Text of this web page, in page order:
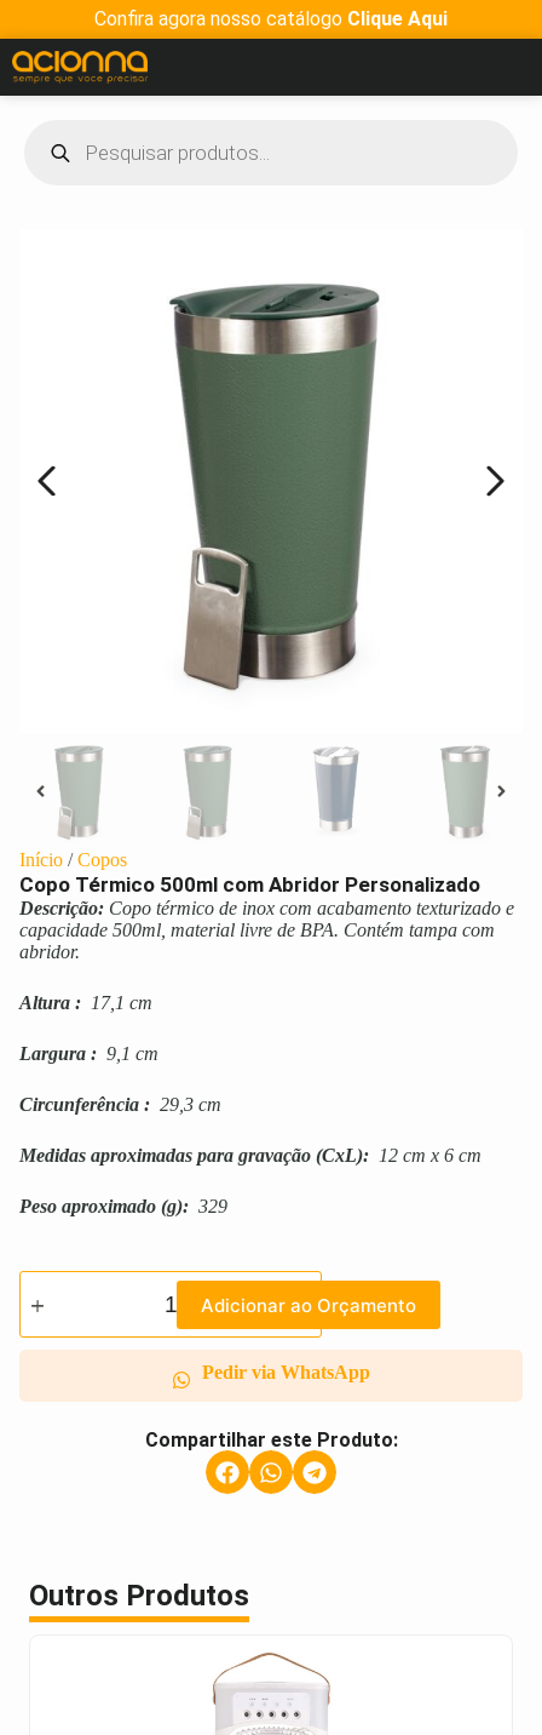
Confira agora nosso catálogo Clique Aqui
Início /Copos
Copo Térmico 500ml com Abridor Personalizado
Descrição: Copo térmico de inox com acabamento texturizado e
capacidade 500ml, material livre de BPA. Contém tampa com
abridor.
Altura : 17,1 cm
Largura : 9,1 cm
Circunferência : 29,3 cm
Medidas aproximadas para gravação (CxL): 12 cm x 6 cm
Peso aproximado (g): 329
Adicionar ao Orçamento
Pedir via WhatsApp
Compartilhar este Produto:
Outros Produtos